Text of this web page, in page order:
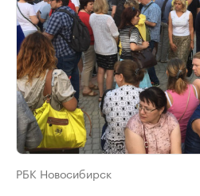
РБК Новосибирск